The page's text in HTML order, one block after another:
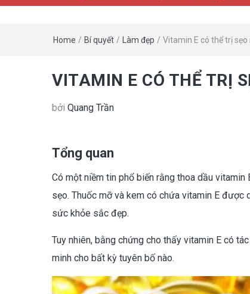
Home / Bí quyết / Làm đẹp / Vitamin E có thể trị
VITAMIN E CÓ THỂ TRỊ
bởi Quang Trần
Tổng quan
Có một niềm tin phổ biến rằng thoa dầu
sẹo. Thuốc mỡ và kem có chứa vitamin E
sức khỏe sắc đẹp.
Tuy nhiên, bằng chứng cho thấy vitamin E có
minh cho bất kỳ tuyên bố nào.